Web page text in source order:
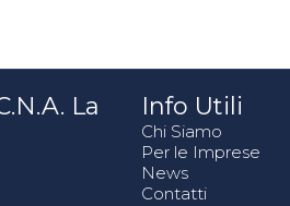
La
Info Utili
Chi Siamo
Per le Imprese
News
Contatti